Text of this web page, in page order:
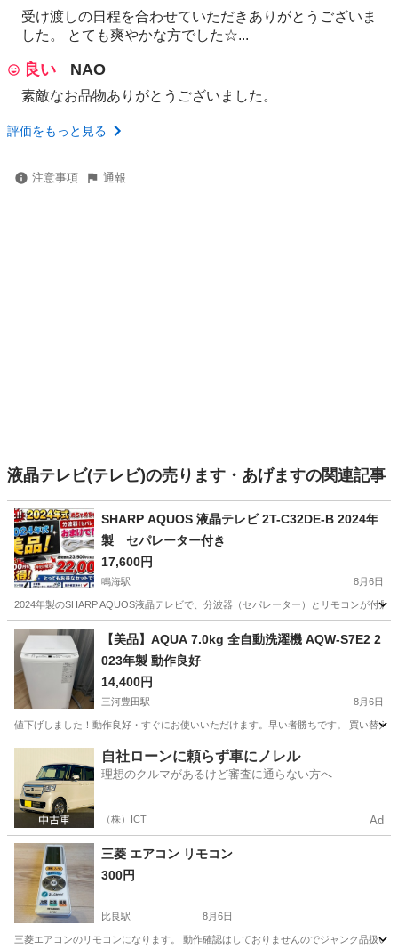
受け渡しの日程を合わせていただきありがとうございま
した。 とても爽やかな方でした☆...
良い NAO
素敵なお品物ありがとうございました。
評価をもっと見る
注意事項 通報
液晶テレビ(テレビ)の売ります・あげますの関連記事
SHARP AQUOS 液晶テレビ 2T-C32DE-B 2024年
製 セパレーター付き
17,600円
鳴海駅 8月6日
2024年製のSHARP AQUOS液晶テレビで、分波器（セパレーター）とリモコンが付
愛知 名古屋市 鳴海駅
【美品】AQUA 7.0kg 全自動洗濯機 AQW-S7E2 2
023年製 動作良好
14,400円
三河豊田駅 8月6日
値下げしました！動作良好・すぐにお使いいただけます。早い者勝ちです。 買い替
三河豊田駅 生活家電
自社ローンに頼らず車にノレル
理想のクルマがあるけど審査に通らない方へ
（株）ICT Ad
三菱 エアコン リモコン
300円
比良駅 8月6日
三菱エアコンのリモコンになります。 動作確認はしておりませんのでジャンク品扱